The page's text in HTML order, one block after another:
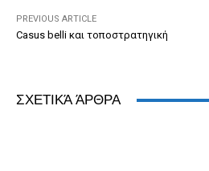
k
PREVIOUS ARTICLE
Casus belli και τοποστρατηγική
ΣΧΕΤΙΚΆ ΆΡΘΡΑ